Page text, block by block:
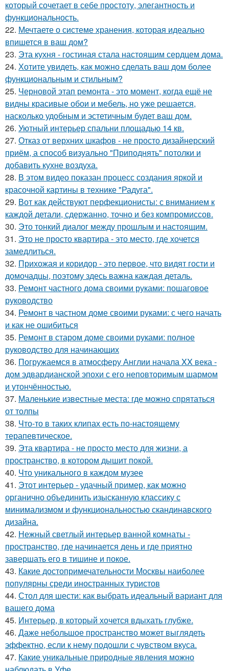
который сочетает в себе простоту, элегантность и
функциональность.
22. Мечтаете о системе хранения, которая идеально
впишется в ваш дом?
23. Эта кухня - гостиная стала настоящим сердцем дома.
24. Хотите увидеть, как можно сделать ваш дом более
функциональным и стильным?
25. Черновой этап ремонта - это момент, когда ещё не
видны красивые обои и мебель, но уже решается,
насколько удобным и эстетичным будет ваш дом.
26. Уютный интерьер спальни площадью 14 кв.
27. Отказ от верхних шкафов - не просто дизайнерский
приём, а способ визуально "Приподнять" потолки и
добавить кухне воздуха.
28. В этом видео показан процесс создания яркой и
красочной картины в технике "Радуга".
29. Вот как действуют перфекционисты: с вниманием к
каждой детали, сдержанно, точно и без компромиссов.
30. Это тонкий диалог между прошлым и настоящим.
31. Это не просто квартира - это место, где хочется
замедлиться.
32. Прихожая и коридор - это первое, что видят гости и
домочадцы, поэтому здесь важна каждая деталь.
33. Ремонт частного дома своими руками: пошаговое
руководство
34. Ремонт в частном доме своими руками: с чего начать
и как не ошибиться
35. Ремонт в старом доме своими руками: полное
руководство для начинающих
36. Погружаемся в атмосферу Англии начала XX века -
дом эдвардианской эпохи с его неповторимым шармом
и утончённостью.
37. Маленькие известные места: где можно спрятаться
от толпы
38. Что-то в таких клипах есть по-настоящему
терапевтическое.
39. Эта квартира - не просто место для жизни, а
пространство, в котором дышит покой.
40. Что уникального в каждом музее
41. Этот интерьер - удачный пример, как можно
органично объединить изысканную классику с
минимализмом и функциональностью скандинавского
дизайна.
42. Нежный светлый интерьер ванной комнаты -
пространство, где начинается день и где приятно
завершать его в тишине и покое.
43. Какие достопримечательности Москвы наиболее
популярны среди иностранных туристов
44. Стол для шести: как выбрать идеальный вариант для
вашего дома
45. Интерьер, в который хочется вдыхать глубже.
46. Даже небольшое пространство может выглядеть
эффектно, если к нему подошли с чувством вкуса.
47. Какие уникальные природные явления можно